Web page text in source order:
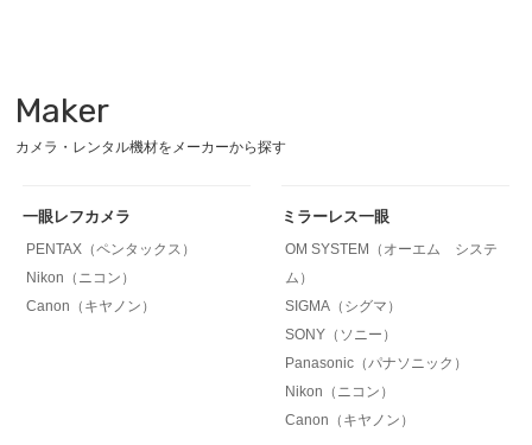
Maker
カメラ・レンタル機材をメーカーから探す
一眼レフカメラ
PENTAX（ペンタックス）
Nikon（ニコン）
Canon（キヤノン）
ミラーレス一眼
OM SYSTEM（オーエム システ
ム）
SIGMA（シグマ）
SONY（ソニー）
Panasonic（パナソニック）
Nikon（ニコン）
Canon（キヤノン）